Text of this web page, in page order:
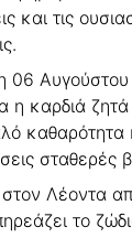
και τις
06
η καρδιά ζητά
καθαρότητα
σταθερές
Λέοντα
το